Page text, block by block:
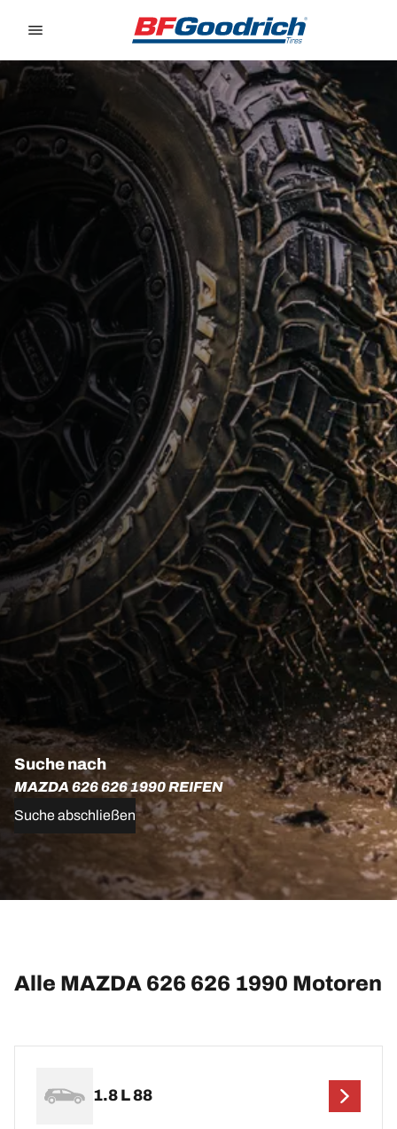
Suche nach
MAZDA 626 626 1990 REIFEN
Suche abschließen
Alle MAZDA 626 626 1990 Motoren
1.8 L 88